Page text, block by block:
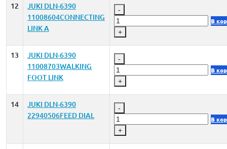
12
JUKI DLN-6390
11008604CONNECTING
LINK A
-
+
В
13
JUKI DLN-6390
11008703WALKING
FOOT LINK
-
+
В
14
JUKI DLN-6390
22940506FEED DIAL
-
+
В